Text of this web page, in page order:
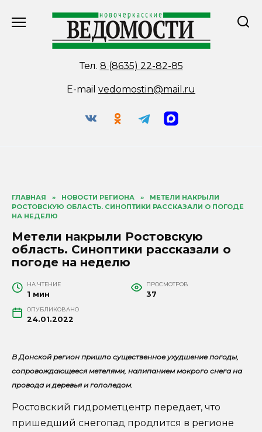
Тел. 8 (8635) 22-82-85
E-mail vedomostin@mail.ru
ГЛАВНАЯ » НОВОСТИ РЕГИОНА »
МЕТЕЛИ НАКРЫЛИ
РОСТОВСКУЮ ОБЛАСТЬ. СИНОПТИКИ РАССКАЗАЛИ О ПОГОДЕ
НА НЕДЕЛЮ
Метели накрыли Ростовскую
область. Синоптики рассказали о
погоде на неделю
НА ЧТЕНИЕ
1 мин
ПРОСМОТРОВ
37
ОПУБЛИКОВАНО
24.01.2022
В Донской регион пришло существенное ухудшение погоды,
сопровождающееся метелями, налипанием мокрого снега на
провода и деревья и гололедом.
Ростовский гидрометцентр передает, что
пришедший снегопад продлится в регионе